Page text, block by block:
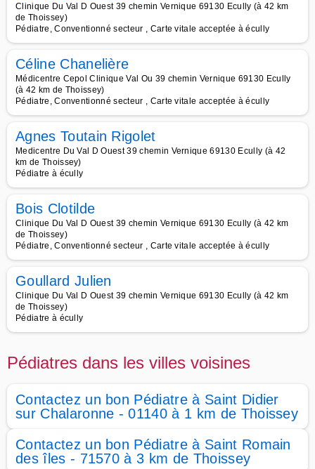
Clinique Du Val D Ouest 39 chemin Vernique 69130 Ecully (à 42 km
de Thoissey)
Pédiatre, Conventionné secteur , Carte vitale acceptée à écully
Céline Chanelière
Médicentre Cepol Clinique Val Ou 39 chemin Vernique 69130 Ecully
(à 42 km de Thoissey)
Pédiatre, Conventionné secteur , Carte vitale acceptée à écully
Agnes Toutain Rigolet
Medicentre Du Val D Ouest 39 chemin Vernique 69130 Ecully (à 42
km de Thoissey)
Pédiatre à écully
Bois Clotilde
Clinique Du Val D Ouest 39 chemin Vernique 69130 Ecully (à 42 km
de Thoissey)
Pédiatre, Conventionné secteur , Carte vitale acceptée à écully
Goullard Julien
Clinique Du Val D Ouest 39 chemin Vernique 69130 Ecully (à 42 km
de Thoissey)
Pédiatre à écully
Pédiatres dans les villes voisines
Contactez un bon Pédiatre à Saint Didier
sur Chalaronne - 01140 à 1 km de Thoissey
Contactez un bon Pédiatre à Saint Romain
des îles - 71570 à 3 km de Thoissey